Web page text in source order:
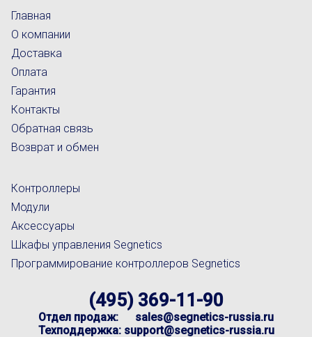
Главная
О компании
Доставка
Оплата
Гарантия
Контакты
Обратная связь
Возврат и обмен
Контроллеры
Модули
Аксессуары
Шкафы управления Segnetics
Программирование контроллеров Segnetics
(495) 369-11-90
Отдел продаж: sales@segnetics-russia.ru
Техподдержка: support@segnetics-russia.ru